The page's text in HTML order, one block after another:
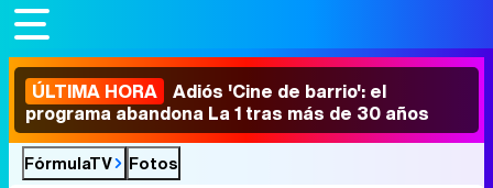
ÚLTIMA HORA Adiós 'Cine de barrio': el
programa abandona La 1 tras más de 30 años
FórmulaTV Fotos